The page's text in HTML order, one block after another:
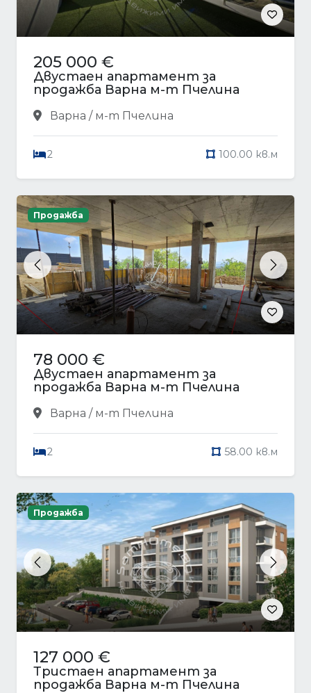
205 000 €
Двустаен апартамент за
продажба Варна м-т Пчелина
Варна / м-т Пчелина
2 100.00 кв.м
Previous Next
Продажба
78 000 €
Двустаен апартамент за
продажба Варна м-т Пчелина
Варна / м-т Пчелина
2 58.00 кв.м
Previous Next
Продажба
127 000 €
Тристаен апартамент за
продажба Варна м-т Пчелина